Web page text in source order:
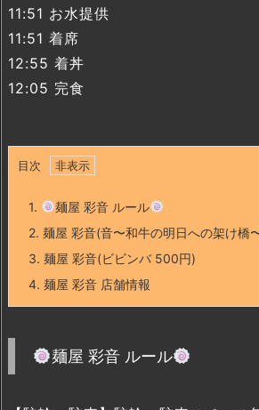
11:51 お水提供
11:51 着席
12:55 着丼
12:05 完食
目次
1.
麺屋 彩音 ルール
2. 麺屋 彩音(音〜和牛の明日への架け橋
3. 麺屋 彩音(ビビンバ 500円)
4. 麺屋 彩音 店舗情報
麺屋 彩音 ルール